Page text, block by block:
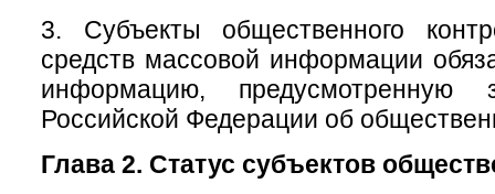
3. Субъекты общественного
средств массовой информации
информацию, предусмотренную
Российской Федерации об
Глава 2. Статус субъектов